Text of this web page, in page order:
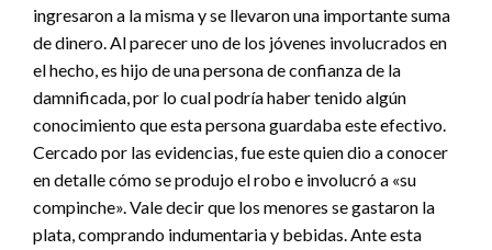
ingresaron a la misma y se llevaron una importante suma
de dinero. Al parecer uno de los jóvenes involucrados en
el hecho, es hijo de una persona de confianza de la
damnificada, por lo cual podría haber tenido algún
conocimiento que esta persona guardaba este efectivo.
Cercado por las evidencias, fue este quien dio a conocer
en detalle cómo se produjo el robo e involucró a «su
compinche». Vale decir que los menores se gastaron la
plata, comprando indumentaria y bebidas. Ante esta